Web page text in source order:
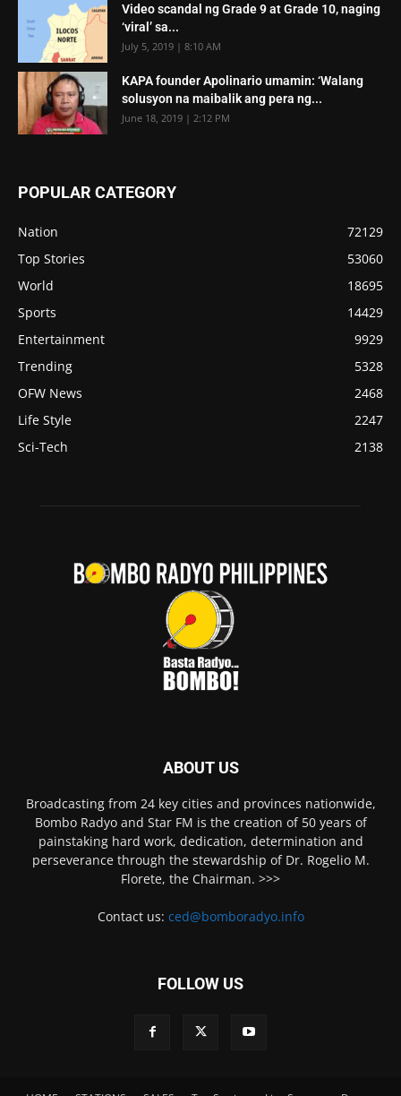
Video scandal ng Grade 9 at Grade 10, naging
‘viral’ sa...
July 5, 2019 | 8:10 AM
KAPA founder Apolinario umamin: ‘Walang
solusyon na maibalik ang pera ng...
June 18, 2019 | 2:12 PM
POPULAR CATEGORY
Nation
72129
Top Stories
53060
World
18695
Sports
14429
Entertainment
9929
Trending
5328
OFW News
2468
Life Style
2247
Sci-Tech
2138
ABOUT US
Broadcasting from 24 key cities and provinces nationwide,
Bombo Radyo and Star FM is the creation of 50 years of
painstaking hard work, dedication, determination and
perseverance through the stewardship of Dr. Rogelio M.
Florete, the Chairman. >>>
Contact us: ced@bomboradyo.info
FOLLOW US